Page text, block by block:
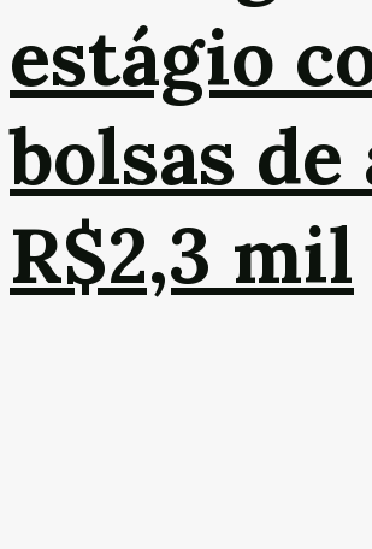
estágio
bolsas de
R$2,3 mil